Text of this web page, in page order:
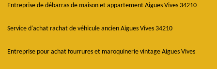
Entreprise de débarras de maison et appartement Aigues Vives 34210
Service d'achat rachat de véhicule ancien Aigues Vives 34210
Entreprise pour achat fourrures et maroquinerie vintage Aigues Vives